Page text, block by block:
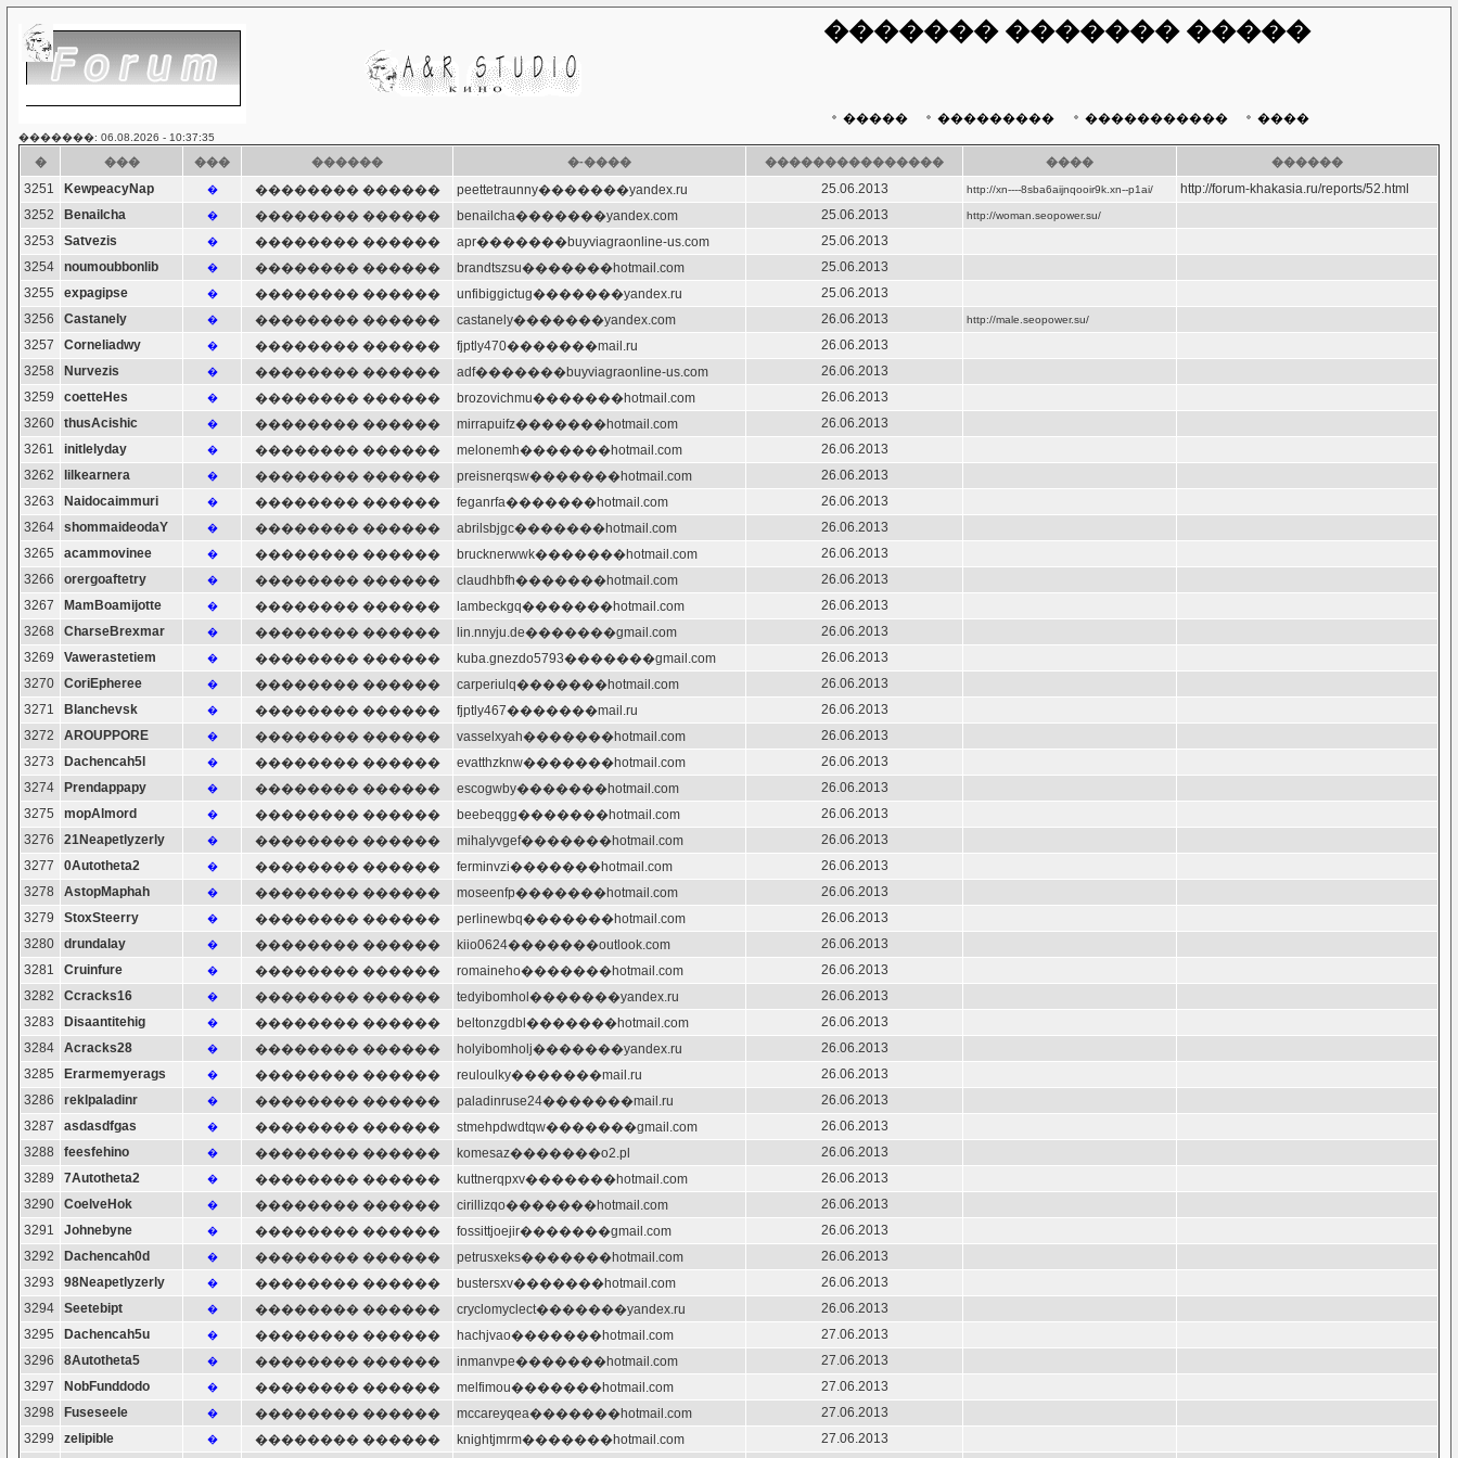
������� ������� �����
����� ��������� ����������� ����
�������: 06.08.2026 - 10:37:35
� ��� ��� ������ �-���� ��������������� ���� ������
3251 KewpeacyNap � �������� ������ peettetraunny�������yandex.ru 25.06.2013 http://xn----8sba6aijnqooir9k.xn--p1ai/
http://forum-khakasia.ru/reports/52.html
3252
Benailcha � �������� ������ benailcha�������yandex.com 25.06.2013 http://woman.seopower.su/
3253 Satvezis � �������� ������ apr�������buyviagraonline-us.com
25.06.2013
3254
noumoubbonlib � �������� ������ brandtszsu�������hotmail.com
25.06.2013
3255
expagipse � �������� ������ unfibiggictug�������yandex.ru
25.06.2013
3256
Castanely � �������� ������ castanely�������yandex.com 26.06.2013 http://male.seopower.su/
3257 Corneliadwy � �������� ������ fjptly470�������mail.ru
26.06.2013
3258
Nurvezis � �������� ������ adf�������buyviagraonline-us.com
26.06.2013
3259
coetteHes � �������� ������ brozovichmu�������hotmail.com
26.06.2013
3260
thusAcishic � �������� ������ mirrapuifz�������hotmail.com
26.06.2013
3261
initlelyday � �������� ������ melonemh�������hotmail.com
26.06.2013
3262
lilkearnera � �������� ������ preisnerqsw�������hotmail.com
26.06.2013
3263
Naidocaimmuri � �������� ������ feganrfa�������hotmail.com
26.06.2013
3264
shommaideodaY � �������� ������ abrilsbjgc�������hotmail.com
26.06.2013
3265
acammovinee � �������� ������ brucknerwwk�������hotmail.com
26.06.2013
3266
orergoaftetry � �������� ������ claudhbfh�������hotmail.com
26.06.2013
3267
MamBoamijotte � �������� ������ lambeckgq�������hotmail.com
26.06.2013
3268
CharseBrexmar � �������� ������ lin.nnyju.de�������gmail.com
26.06.2013
3269
Vawerastetiem � �������� ������ kuba.gnezdo5793�������gmail.com
26.06.2013
3270
CoriEpheree � �������� ������ carperiulq�������hotmail.com
26.06.2013
3271
Blanchevsk � �������� ������ fjptly467�������mail.ru
26.06.2013
3272
AROUPPORE � �������� ������ vasselxyah�������hotmail.com
26.06.2013
3273
Dachencah5l � �������� ������ evatthzknw�������hotmail.com
26.06.2013
3274
Prendappapy � �������� ������ escogwby�������hotmail.com
26.06.2013
3275
mopAlmord � �������� ������ beebeqgg�������hotmail.com
26.06.2013
3276
21Neapetlyzerly � �������� ������ mihalyvgef�������hotmail.com
26.06.2013
3277
0Autotheta2 � �������� ������ ferminvzi�������hotmail.com
26.06.2013
3278
AstopMaphah � �������� ������ moseenfp�������hotmail.com
26.06.2013
3279
StoxSteerry � �������� ������ perlinewbq�������hotmail.com
26.06.2013
3280
drundalay � �������� ������ kiio0624�������outlook.com
26.06.2013
3281
Cruinfure � �������� ������ romaineho�������hotmail.com
26.06.2013
3282
Ccracks16 � �������� ������ tedyibomhol�������yandex.ru
26.06.2013
3283
Disaantitehig � �������� ������ beltonzgdbl�������hotmail.com
26.06.2013
3284
Acracks28 � �������� ������ holyibomholj�������yandex.ru
26.06.2013
3285
Erarmemyerags � �������� ������ reuloulky�������mail.ru
26.06.2013
3286
reklpaladinr � �������� ������ paladinruse24�������mail.ru
26.06.2013
3287
asdasdfgas � �������� ������ stmehpdwdtqw�������gmail.com
26.06.2013
3288
feesfehino � �������� ������ komesaz�������o2.pl
26.06.2013
3289
7Autotheta2 � �������� ������ kuttnerqpxv�������hotmail.com
26.06.2013
3290
CoelveHok � �������� ������ cirillizqo�������hotmail.com
26.06.2013
3291
Johnebyne � �������� ������ fossittjoejir�������gmail.com
26.06.2013
3292
Dachencah0d � �������� ������ petrusxeks�������hotmail.com
26.06.2013
3293
98Neapetlyzerly � �������� ������ bustersxv�������hotmail.com
26.06.2013
3294
Seetebipt � �������� ������ cryclomyclect�������yandex.ru
26.06.2013
3295
Dachencah5u � �������� ������ hachjvao�������hotmail.com
27.06.2013
3296
8Autotheta5 � �������� ������ inmanvpe�������hotmail.com
27.06.2013
3297
NobFunddodo � �������� ������ melfimou�������hotmail.com
27.06.2013
3298
Fuseseele � �������� ������ mccareyqea�������hotmail.com
27.06.2013
3299
zelipible � �������� ������ knightjmrm�������hotmail.com
27.06.2013